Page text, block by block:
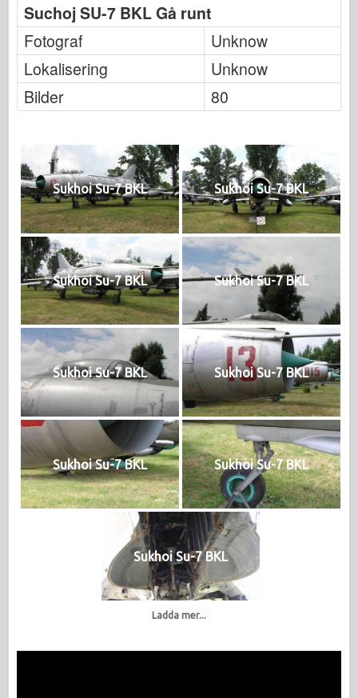
Suchoj SU-7 BKL Gå runt
Fotograf
Unknow
Lokalisering
Unknow
Bilder
80
Sukhoi Su-7 BKL Sukhoi Su-7 BKL
Sukhoi Su-7 BKL Sukhoi Su-7 BKL
Sukhoi Su-7 BKL Sukhoi Su-7 BKL
Sukhoi Su-7 BKL Sukhoi Su-7 BKL
Sukhoi Su-7 BKL
Ladda mer...